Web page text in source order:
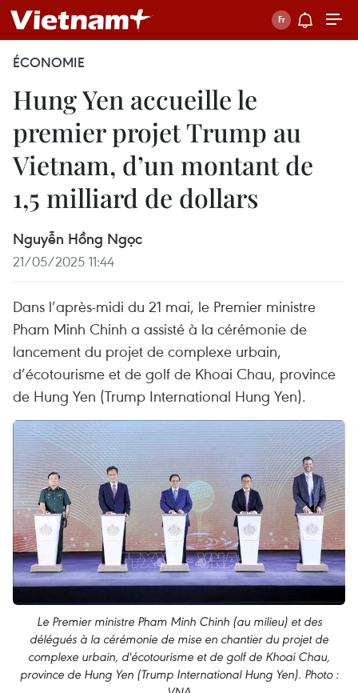
ÉCONOMIE
Hung Yen accueille le
premier projet Trump au
Vietnam, d’un montant de
1,5 milliard de dollars
Nguyễn Hồng Ngọc
21/05/2025 11:44
Dans l’après-midi du 21 mai, le Premier ministre
Pham Minh Chinh a assisté à la cérémonie de
lancement du projet de complexe urbain,
d’écotourisme et de golf de Khoai Chau, province
de Hung Yen (Trump International Hung Yen).
Le Premier ministre Pham Minh Chinh (au milieu) et des
délégués à la cérémonie de mise en chantier du projet de
complexe urbain, d'écotourisme et de golf de Khoai Chau,
province de Hung Yen (Trump International Hung Yen). Photo :